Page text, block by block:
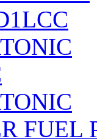
FUEL